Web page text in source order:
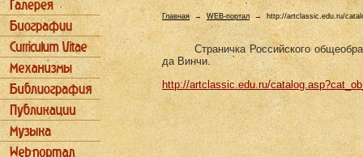
Главная→ WEB-портал →http://artclassic.edu.ru/
Страничка Российского
да Винчи.
http://artclassic.edu.ru/